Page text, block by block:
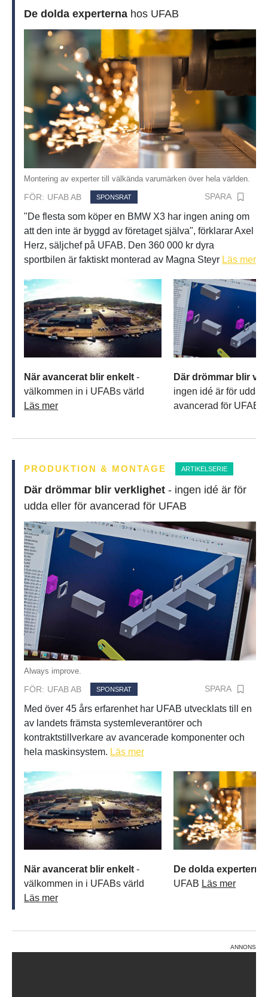
De dolda experterna hos UFAB
Montering av experter till välkända varumärken över hela världen.
FÖR: UFAB AB SPONSRAT SPARA
"De flesta som köper en BMW X3 har ingen aning om
att den inte är byggd av företaget själva", förklarar Axel
Herz, säljchef på UFAB. Den 360 000 kr dyra
sportbilen är faktiskt monterad av Magna Steyr Läs mer
När avancerat blir enkelt -
välkommen in i UFABs värld
Läs mer
Där drömmar blir
ingen idé är för udda
avancerad för UFAB
PRODUKTION & MONTAGE ARTIKELSERIE
Där drömmar blir verklighet - ingen idé är för
udda eller för avancerad för UFAB
Always improve.
FÖR: UFAB AB SPONSRAT SPARA
Med över 45 års erfarenhet har UFAB utvecklats till en
av landets främsta systemleverantörer och
kontraktstillverkare av avancerade komponenter och
hela maskinsystem. Läs mer
När avancerat blir enkelt -
välkommen in i UFABs värld
Läs mer
De dolda experterna
UFAB Läs mer
ANNONS